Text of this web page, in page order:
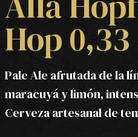
Hop 0,33
Pale Ale afrutada de la
maracuyá y limón,
Cerveza artesanal de